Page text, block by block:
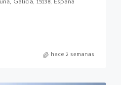
Galicia, 15138, España
hace 2 semanas